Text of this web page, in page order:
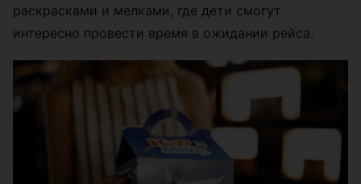
раскрасками и мелками, где дети смогут
интересно провести время в ожидании рейса.